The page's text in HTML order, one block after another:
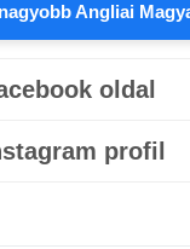
Angliai
oldal
profil